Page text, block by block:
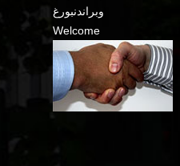
وبراندنبورغ
Welcome